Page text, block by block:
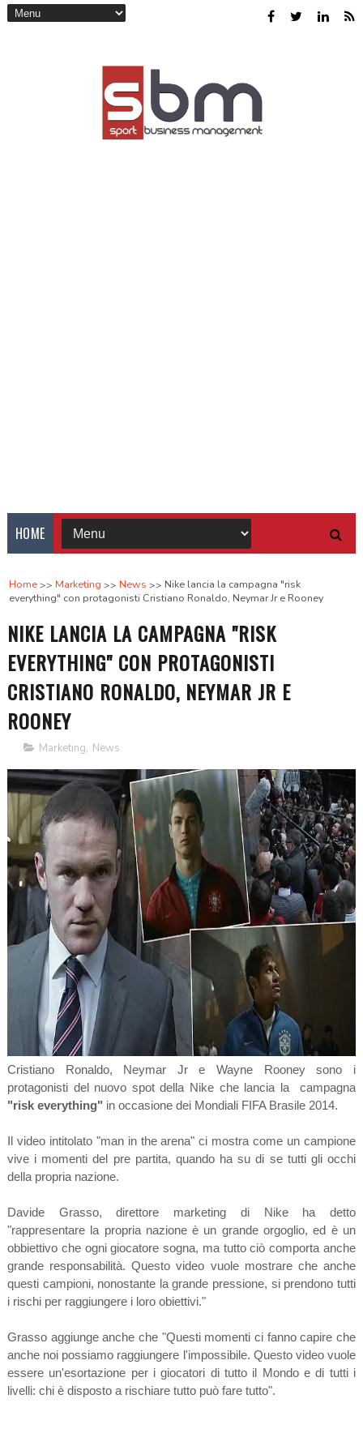
HOME
Home Marketing News
Nike lancia la campagna "risk
everything" con protagonisti Cristiano Ronaldo, Neymar Jr e Rooney
NIKE LANCIA LA CAMPAGNA "RISK
EVERYTHING" CON PROTAGONISTI
CRISTIANO RONALDO, NEYMAR JR E
ROONEY
Marketing, News
Cristiano Ronaldo, Neymar Jr e Wayne Rooney sono i
protagonisti del nuovo spot della Nike che lancia la campagna
"risk everything" in occasione dei Mondiali FIFA Brasile 2014.
Il video intitolato "man in the arena" ci mostra come un campione
vive i momenti del pre partita, quando ha su di se tutti gli occhi
della propria nazione.
Davide Grasso, direttore marketing di Nike ha detto
"rappresentare la propria nazione è un grande orgoglio, ed è un
obbiettivo che ogni giocatore sogna, ma tutto ciò comporta anche
grande responsabilità. Questo video vuole mostrare che anche
questi campioni, nonostante la grande pressione, si prendono tutti
i rischi per raggiungere i loro obiettivi."
Grasso aggiunge anche che "Questi momenti ci fanno capire che
anche noi possiamo raggiungere l'impossibile. Questo video vuole
essere un'esortazione per i giocatori di tutto il Mondo e di tutti i
livelli: chi è disposto a rischiare tutto può fare tutto".